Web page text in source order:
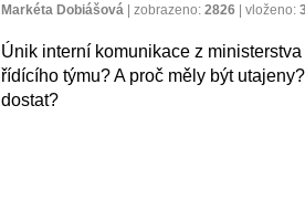
Markéta Dobiášová | zobrazeno: 2826 | vloženo:
Únik interní komunikace z
řídícího týmu? A proč měly být
dostat?